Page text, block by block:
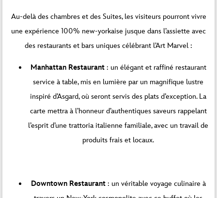
Au-delà des chambres et des Suites, les visiteurs pourront vivre
une expérience 100% new-yorkaise jusque dans l’assiette avec
des restaurants et bars uniques célébrant l’Art Marvel :
Manhattan Restaurant: un élégant et raffiné restaurant
service à table, mis en lumière par un magnifique lustre
inspiré d’Asgard, où seront servis des plats d’exception. La
carte mettra à l’honneur d’authentiques saveurs rappelant
l’esprit d’une trattoria italienne familiale, avec un travail de
produits frais et locaux.
Downtown Restaurant: un véritable voyage culinaire à